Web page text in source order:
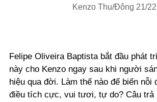
Kenzo Thu/Đông 21/22
Felipe Oliveira Baptista bắt đầu phát
này cho Kenzo ngay sau khi người
hiệu qua đời. Làm thế nào để biến nỗi
điều tích cực, vui tươi, tự do? Câu trả